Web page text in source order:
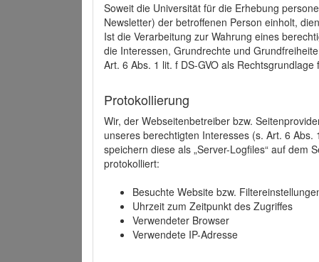
Soweit die Universität für die Erhebung
Newsletter) der betroffenen Person einholt,
Ist die Verarbeitung zur Wahrung eines
die Interessen, Grundrechte und
Art. 6 Abs. 1 lit. f DS-GVO als
Protokollierung
Wir, der Webseitenbetreiber bzw.
unseres berechtigten Interesses (s. Art. 6
speichern diese als „Server-Logfiles“ auf dem
protokolliert:
Besuchte Website bzw.
Uhrzeit zum Zeitpunkt des Zugriffes
Verwendeter Browser
Verwendete IP-Adresse